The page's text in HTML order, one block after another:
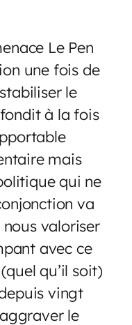
Le Pen
une fois de
le
à la fois
mais
qui ne
va
valoriser
avec ce
qu’il soit)
vingt
le